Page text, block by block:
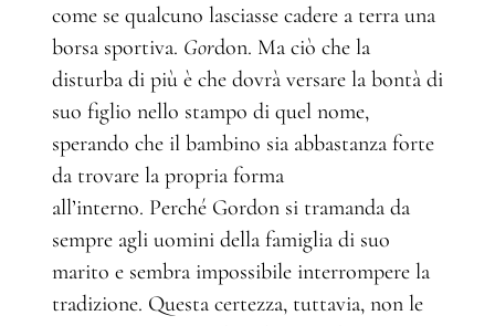
come se qualcuno lasciasse cadere a terra una
borsa sportiva. Gordon. Ma ciò che la
disturba di più è che dovrà versare la bontà di
suo figlio nello stampo di quel nome,
sperando che il bambino sia abbastanza forte
da trovare la propria forma
all’interno. Perché Gordon si tramanda da
sempre agli uomini della famiglia di suo
marito e sembra impossibile interrompere la
tradizione. Questa certezza, tuttavia, non le